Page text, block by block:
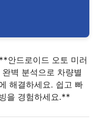
안드로이드 오토 미러
벽 분석으로 차량별
해결하세요. 쉽고 빠
을 경험하세요.**